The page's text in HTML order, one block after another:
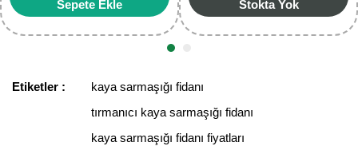
Sepete Ekle
Stokta Yok
Etiketler :
kaya sarmaşığı fidanı
tırmanıcı kaya sarmaşığı fidanı
kaya sarmaşığı fidanı fiyatları